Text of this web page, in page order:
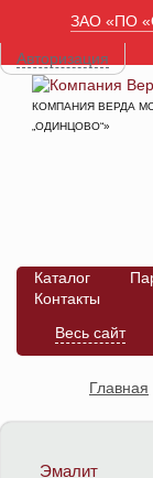
ЗАО «ПО
Авторизация
КОМПАНИЯ ВЕРДА
„ОДИНЦОВО“»
Каталог
Контакты
Весь сайт
Главная
Эмалит